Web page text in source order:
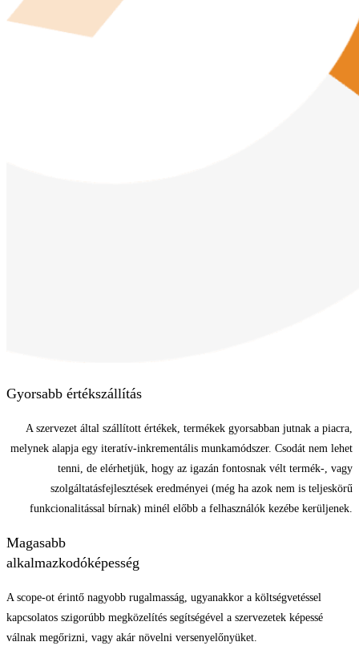
Gyorsabb értékszállítás
A szervezet által szállított értékek, termékek gyorsabban jutnak a piacra,
melynek alapja egy iteratív-inkrementális munkamódszer. Csodát nem lehet
tenni, de elérhetjük, hogy az igazán fontosnak vélt termék-, vagy
szolgáltatásfejlesztések eredményei (még ha azok nem is teljeskörű
funkcionalitással bírnak) minél előbb a felhasználók kezébe kerüljenek.
Magasabb
alkalmazkodóképesség
A scope-ot érintő nagyobb rugalmasság, ugyanakkor a költségvetéssel
kapcsolatos szigorúbb megközelítés segítségével a szervezetek képessé
válnak megőrizni, vagy akár növelni versenyelőnyüket.